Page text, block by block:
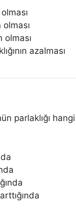
olması
azalması
parlaklığı